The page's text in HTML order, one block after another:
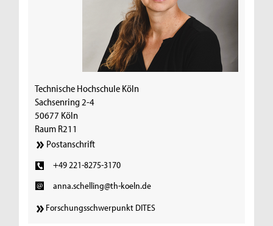
Technische Hochschule Köln
Sachsenring 2-4
50677 Köln
Raum R211
Postanschrift
+49 221-8275-3170
anna.schelling@th-koeln.de
Forschungsschwerpunkt DITES